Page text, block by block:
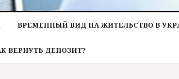
ВРЕМЕННЫЙ ВИД НА ЖИТЕЛЬСТВО В
ВЕРНУТЬ ДЕПОЗИТ?